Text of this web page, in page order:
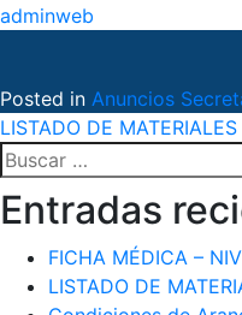
adminweb
Posted in Anuncios
Navegación
de
entradas
LISTADO DE
Buscar:
Entradas
FICHA MÉDICA –
LISTADO DE